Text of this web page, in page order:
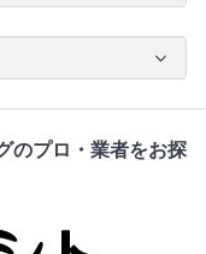
のプロ・業者をお探